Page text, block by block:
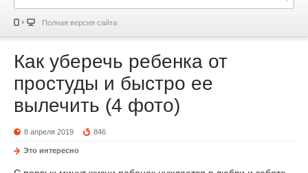
Полная версия сайта
Как уберечь ребенка от
простуды и быстро ее
вылечить (4 фото)
8 апреля 2019 846
Это интересно